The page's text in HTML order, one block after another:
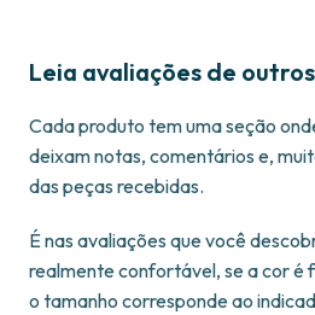
Leia avaliações de
Cada produto tem uma seção
deixamnotas, comentários e,
das peças recebidas.
É nas avaliações que você
realmente confortável, se a cor é
o tamanho corresponde ao